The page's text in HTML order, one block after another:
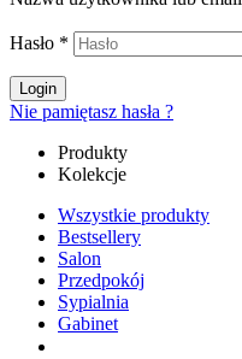
Hasło *
Login
Nie pamiętasz hasła ?
Produkty
Kolekcje
Wszystkie produkty
Bestsellery
Salon
Przedpokój
Sypialnia
Gabinet